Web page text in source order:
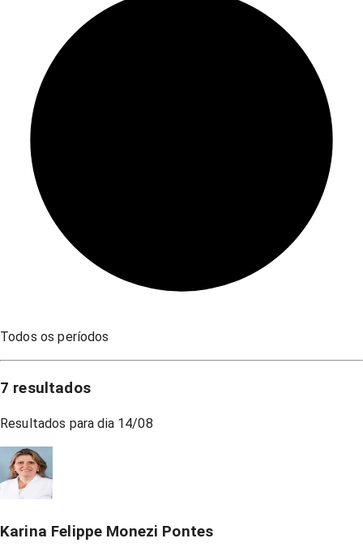
Todos os períodos
7 resultados
Resultados para dia 14/08
Karina Felippe Monezi Pontes